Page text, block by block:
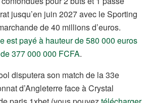
jusqu’en juin 2027 avec le Sporting
de 40 millions d’euros.
est payé à hauteur de 580 000 euros
377 000 000 FCFA.
disputera son match de la 33e
d’Angleterre face à Crystal